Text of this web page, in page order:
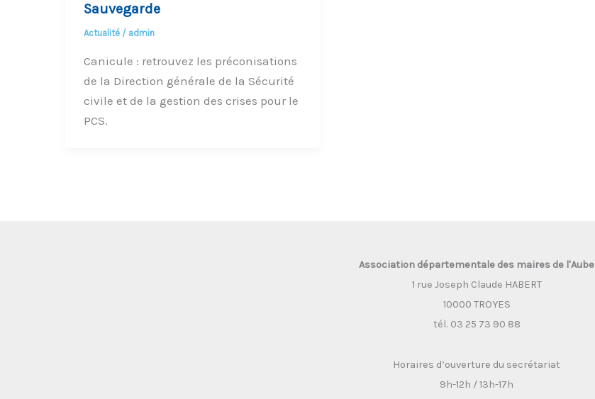
Sauvegarde
Actualité/ admin
Canicule : retrouvez les préconisations
de la Direction générale de la Sécurité
civile et de la gestion des crises pour le
PCS.
Association départementale des maires de l'Aube
1 rue Joseph Claude HABERT
10000 TROYES
tél. 03 25 73 90 88
Horaires d’ouverture du secrétariat
9h-12h / 13h-17h